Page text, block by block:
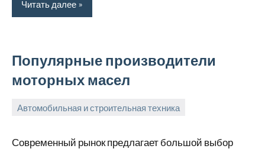
Читать далее
Популярные производители
моторных масел
Автомобильная и строительная техника
2023
Современный рынок предлагает большой выбор